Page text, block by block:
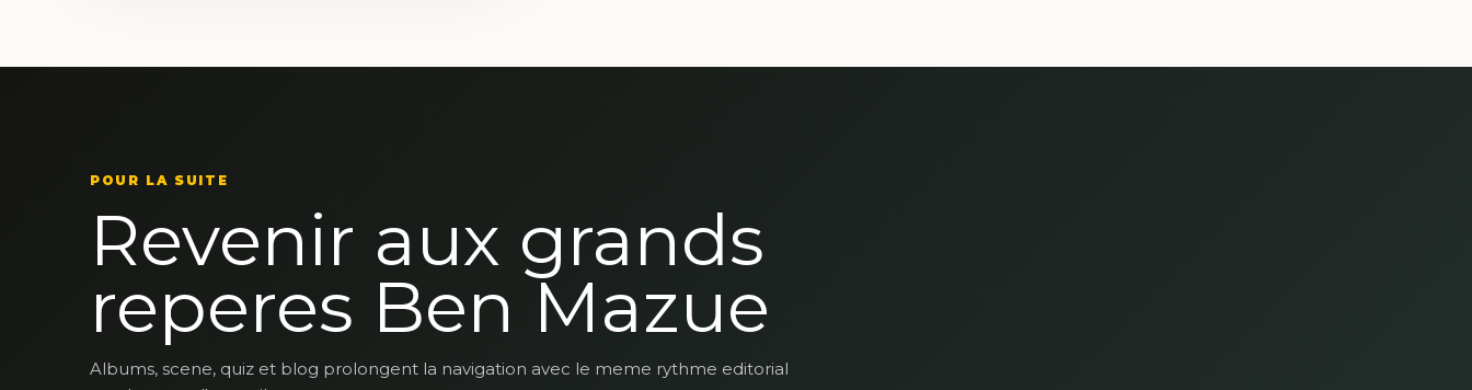
POUR LA SUITE
Revenir aux grands
reperes Ben Mazue
Albums, scene, quiz et blog prolongent la navigation avec le meme rythme editorial